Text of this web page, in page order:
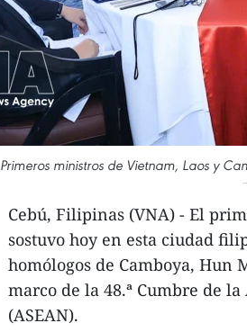
Primeros ministros de Vietnam, Laos y
Cebú, Filipinas (VNA) - El
sostuvo hoy en esta ciudad
homólogos de Camboya, Hun
marco de la 48.ª Cumbre de
(ASEAN).